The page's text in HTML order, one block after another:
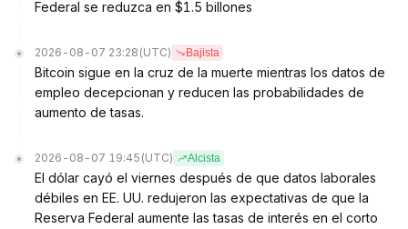
Federal se reduzca en $1.5 billones
2026-08-07 23:28 (UTC) Bajista
Bitcoin sigue en la cruz de la muerte mientras los datos de
empleo decepcionan y reducen las probabilidades de
aumento de tasas.
2026-08-07 19:45 (UTC) Alcista
El dólar cayó el viernes después de que datos laborales
débiles en EE. UU. redujeron las expectativas de que la
Reserva Federal aumente las tasas de interés en el corto